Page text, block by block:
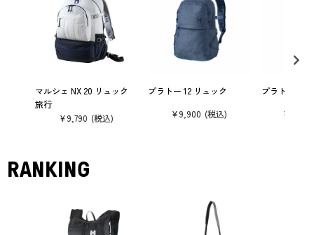
マルシェ NX 20 リュック
旅行
¥9,790
プラトー 12 リュック
¥9,900
プラトー 20
¥
RANKING